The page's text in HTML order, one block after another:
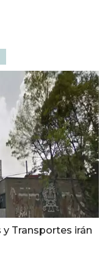
Transportes irán